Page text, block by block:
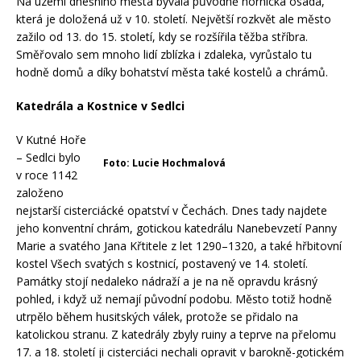
která je doložená už v 10. století. Největší rozkvět ale město
zažilo od 13. do 15. století, kdy se rozšířila těžba stříbra.
Směřovalo sem mnoho lidí zblízka i zdaleka, vyrůstalo tu
hodně domů a díky bohatství města také kostelů a chrámů.
Katedrála a Kostnice v Sedlci
Foto: Lucie Hochmalová
V Kutné Hoře
– Sedlci bylo
v roce 1142
založeno
nejstarší cisterciácké opatství v Čechách. Dnes tady najdete
jeho konventní chrám, gotickou katedrálu Nanebevzetí Panny
Marie a svatého Jana Křtitele z let 1290–1320, a také hřbitovní
kostel Všech svatých s kostnicí, postavený ve 14. století.
Památky stojí nedaleko nádraží a je na ně opravdu krásný
pohled, i když už nemají původní podobu. Město totiž hodně
utrpělo během husitských válek, protože se přidalo na
katolickou stranu. Z katedrály zbyly ruiny a teprve na přelomu
17. a 18. století ji cisterciáci nechali opravit v barokně-gotickém